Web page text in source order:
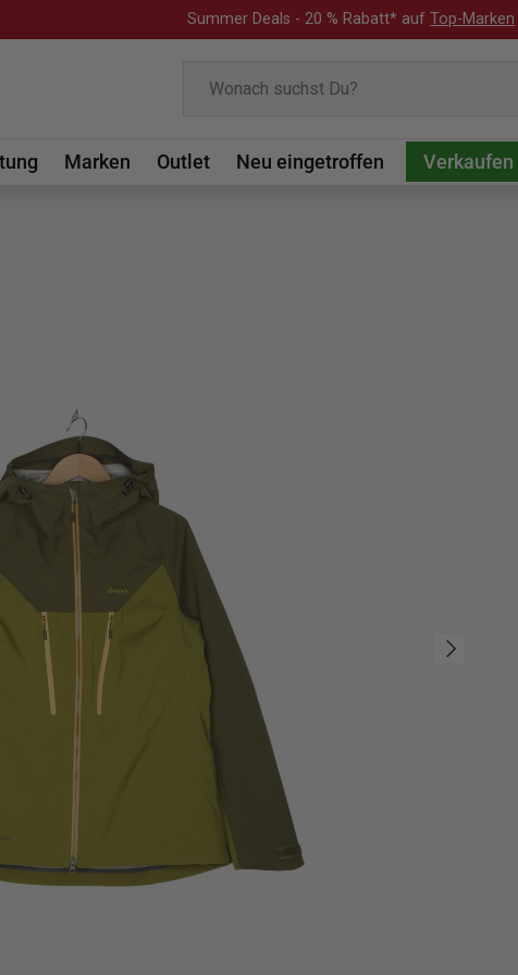
Summer Deals - 20 % Rabatt* auf Top-Marken
Marken Outlet Neu eingetroffen Verkaufen
Nächste